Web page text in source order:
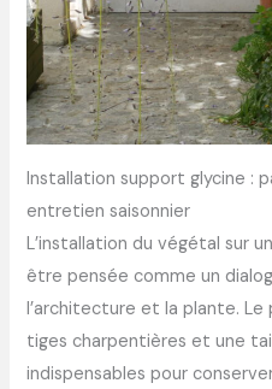
Installation support glycine :
entretien saisonnier
L’installation du végétal sur
être pensée comme un
l’architecture et la plante. Le
tiges charpentières et une
indispensables pour